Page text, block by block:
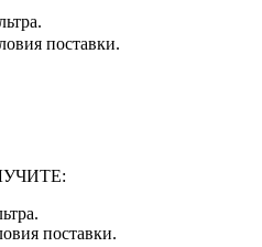
поставки.
поставки.